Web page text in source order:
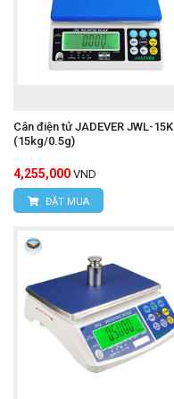
Cân điện tử JADEVER JWL-15K
(15kg/0.5g)
4,255,000 VND
ĐẶT MUA